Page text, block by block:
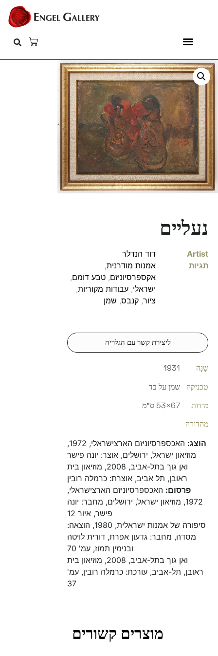
נעליים
Artist
דוד הנדלר
תגיות
אמנות מודרנית,
אקספרסיוניזם, טבע דומם,
ישראלי, עבודות מקוריות,
ציור, קנבס, שמן
ליצירת קשר עם הגלריה
שָׁנָה
1931
טכניקה
שמן על בד
מידות
67×53 ס"מ
מהדורה
הוצג:
האכספרסיוניזם הארצישראלי, 1972,
מוזיאון ישראל, ירושלים, אוצר: יונה פישר
ואן גוך בתל-אביב, 2008, מוזיאון בית
ראובן, תל אביב, אוצרת: כרמלה רובין
פרסום: האכספרסיוניזם הארצישראלי,
1972, מוזיאון ישראל, ירושלים, מחבר: יונה
פישר, איור 12
סיפורה של אמנות ישראלית, 1980, הוצאה:
מסדה, מחבר: גדעון אפרת, דורית לויטה
ובנימין תמוז, עמ' 70
ואן גוך בתל-אביב, 2008, מוזיאון בית
ראובן, תל-אביב, עורכת: כרמלה רובין, עמ'
37
מוצרים קשורים